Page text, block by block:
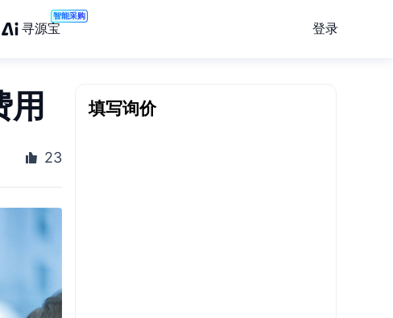
寻源宝
智能采购
登录
用
23
填写询价